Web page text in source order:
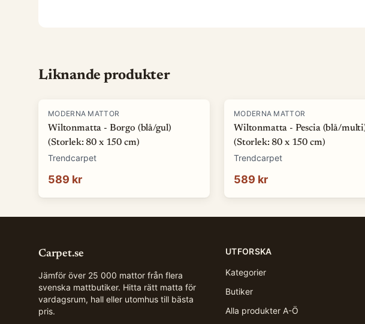
Liknande produkter
MODERNA MATTOR
Wiltonmatta - Borgo (blå/gul)
(Storlek: 80 x 150 cm)
Trendcarpet
589 kr
MODERNA MATTOR
Wiltonmatta - Pescia (blå/
(Storlek: 80 x 150 cm)
Trendcarpet
589 kr
Carpet.se
Jämför över 25 000 mattor från flera
svenska mattbutiker. Hitta rätt matta för
vardagsrum, hall eller utomhus till bästa
pris.
UTFORSKA
Kategorier
Butiker
Alla produkter A-Ö